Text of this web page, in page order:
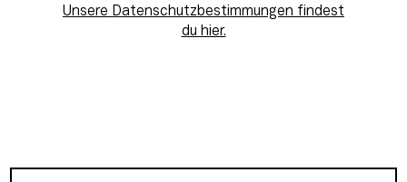
Unsere Datenschutzbestimmungen findest
du hier.